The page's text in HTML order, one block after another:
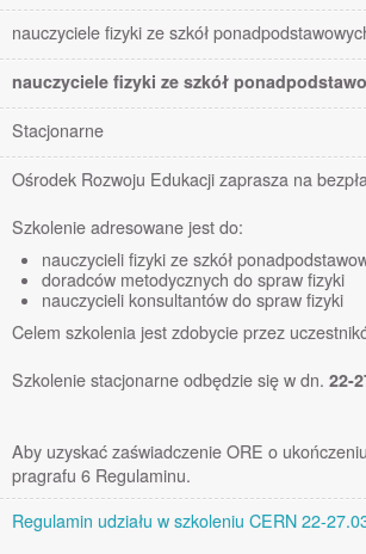
nauczyciele fizyki ze szkół
nauczyciele fizyki ze szkół
Stacjonarne
Ośrodek Rozwoju Edukacji zaprasza na
Szkolenie adresowane jest do:
nauczycieli fizyki ze szkół
doradców metodycznych do spraw fizyki
nauczycieli konsultantów do spraw fizyki
Celem szkolenia jest zdobycie przez
Szkolenie stacjonarne odbędzie się w dn. 22-
Aby uzyskać zaświadczenie ORE o
pragrafu 6 Regulaminu.
Regulamin udziału w szkoleniu CERN 22-